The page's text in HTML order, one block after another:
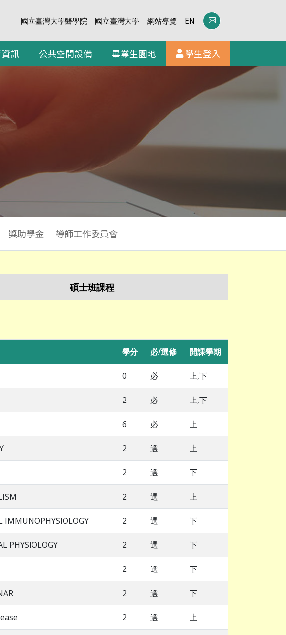
國立臺灣大學醫學院 國立臺灣大學 網站導覽 EN
訊 公共空間設備 畢業生園地 學生登入
獎助學金 導師工作委員會
碩士班課程
學分 必/選修 開課學期
0 必 上,下
2 必 上,下
6 必 上
2 選 上
2 選 下
2 選 上
IMMUNOPHYSIOLOGY 2 選 下
PHYSIOLOGY 2 選 下
2 選 下
2 選 下
2 選 上